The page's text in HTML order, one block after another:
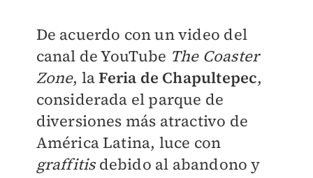
De acuerdo con un video del
canal de YouTube The Coaster
Zone, laFeria de Chapultepec,
considerada el parque de
diversiones más atractivo de
América Latina, luce con
graffitisdebido al abandono y